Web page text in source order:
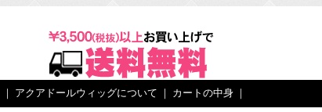
｜ アクアドールウィッグについて ｜ カートの中身｜